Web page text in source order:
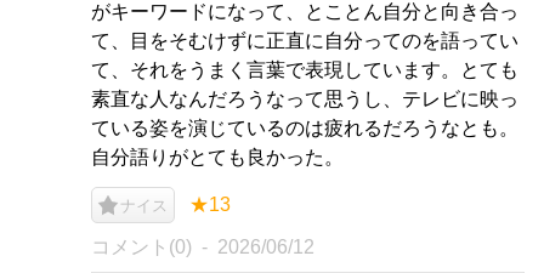
がキーワードになって、とことん自分と向き合っ
て、目をそむけずに正直に自分ってのを語ってい
て、それをうまく言葉で表現しています。とても
素直な人なんだろうなって思うし、テレビに映っ
ている姿を演じているのは疲れるだろうなとも。
自分語りがとても良かった。
ナイス ★13
コメント(0) 2026/06/12